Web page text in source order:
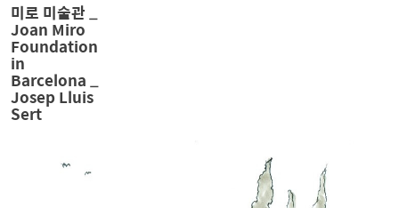
미로 미술관 _
Joan Miro
Foundation
in
Barcelona _
Josep Lluis
Sert